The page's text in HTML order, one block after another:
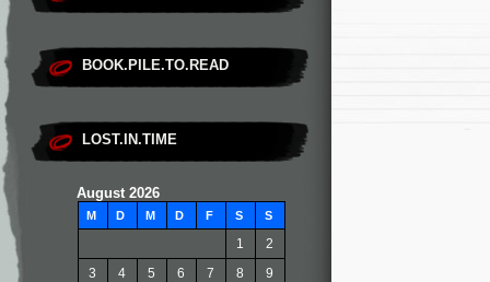
BOOK.PILE.TO.READ
LOST.IN.TIME
August 2026
M D M D F S S
1
2
3
4 5 6 7 8
9